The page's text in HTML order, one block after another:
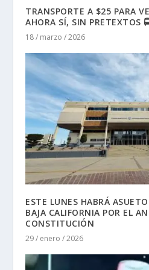
TRANSPORTE A $25 PARA
AHORA SÍ, SIN PRETEXTOS
18 / marzo / 2026
ESTE LUNES HABRÁ
BAJA CALIFORNIA POR EL
CONSTITUCIÓN
29 / enero / 2026